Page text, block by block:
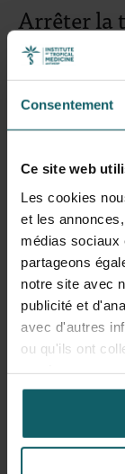
Consentement
Ce site web
Les cookies
et les
médias sociaux
partageons
notre site avec
publicité et
avec d'autres
ou qu'ils ont
Arrêter la
due à
En facilitant le
l'accès au
mettre fin à la
Découvrez ce